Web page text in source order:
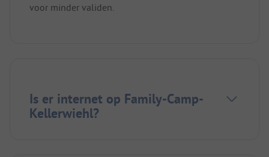
voor minder validen.
Is er internet op Family-Camp-
Kellerwiehl?